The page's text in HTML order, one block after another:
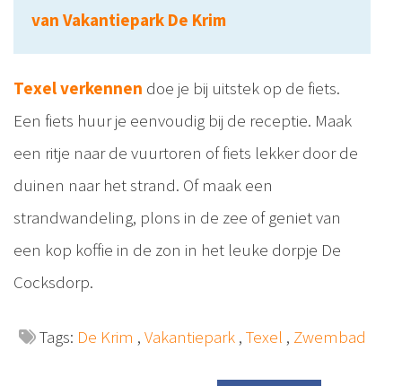
van Vakantiepark De Krim
Texel verkennen doe je bij uitstek op de fiets.
Een fiets huur je eenvoudig bij de receptie. Maak
een ritje naar de vuurtoren of fiets lekker door de
duinen naar het strand. Of maak een
strandwandeling, plons in de zee of geniet van
een kop koffie in de zon in het leuke dorpje De
Cocksdorp.
Tags: De Krim , Vakantiepark, Texel , Zwembad